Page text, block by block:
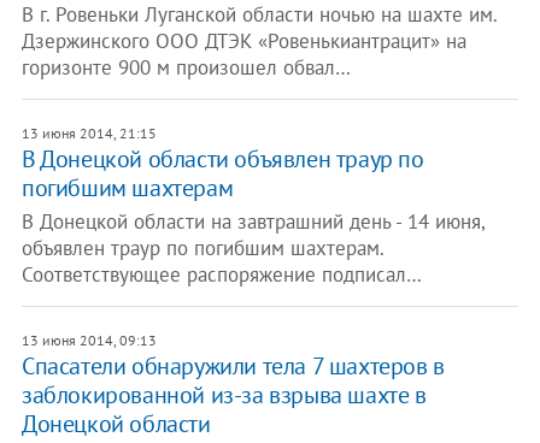
В г. Ровеньки Луганской области ночью на шахте им.
Дзержинского ООО ДТЭК «Ровенькиантрацит» на
горизонте 900 м произошел обвал…
13 июня 2014, 21:15
В Донецкой области объявлен траур по
погибшим шахтерам
В Донецкой области на завтрашний день - 14 июня,
объявлен траур по погибшим шахтерам.
Соответствующее распоряжение подписал…
13 июня 2014, 09:13
Спасатели обнаружили тела 7 шахтеров в
заблокированной из-за взрыва шахте в
Донецкой области